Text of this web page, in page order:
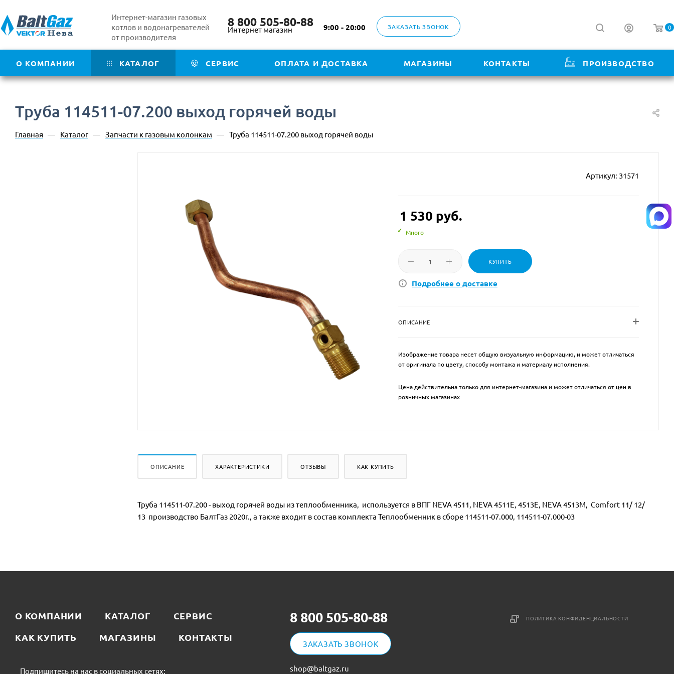
Интернет-магазин газовых
котлов и водонагревателей
от производителя
8 800 505-80-88
Интернет магазин 9:00 - 20:00 ЗАКАЗАТЬ ЗВОНОК 0
О КОМПАНИИ КАТАЛОГ СЕРВИС ОПЛАТА И ДОСТАВКА МАГАЗИНЫ КОНТАКТЫ ПРОИЗВОДСТВО
Труба 114511-07.200 выход горячей воды
Главная — Каталог — Запчасти к газовым колонкам — Труба 114511-07.200 выход горячей воды
Артикул: 31571
1 530 руб.
Много
КУПИТЬ
Подробнее о доставке
ОПИСАНИЕ
Изображение товара несет общую визуальную информацию, и может отличаться
от оригинала по цвету, способу монтажа и материалу исполнения.
Цена действительна только для интернет-магазина и может отличаться от цен в
розничных магазинах
ОПИСАНИЕ ХАРАКТЕРИСТИКИ ОТЗЫВЫ КАК КУПИТЬ
Труба 114511-07.200 - выход горячей воды из теплообменника, используется в ВПГ NEVA 4511, NEVA 4511Е, 4513Е, NEVA 4513М, Comfort 11/ 12/
13 производство БалтГаз 2020г., а также входит в состав комплекта Теплообменник в сборе 114511-07.000, 114511-07.000-03
О КОМПАНИИ КАТАЛОГ
СЕРВИС
КАК КУПИТЬ
МАГАЗИНЫ КОНТАКТЫ
Подпишитесь на нас в социальных сетях:
8 800 505-80-88
ЗАКАЗАТЬ ЗВОНОК
shop@baltgaz.ru
ПОЛИТИКА КОНФИДЕНЦИАЛЬНОСТИ